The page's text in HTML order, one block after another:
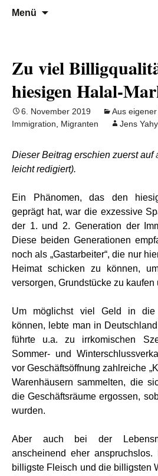
Al-Adala.de
Denn die Gerechtigkeit
Menü
Zu viel
hiesigen Halal-
6. November 2019 Aus
Immigration
Migranten Jens
Dieser Beitrag erschien zuerst auf
leicht redigiert).
Ein Phänomen, das den
geprägt hat, war die exzessive
der 1. und 2. Generation der
Diese beiden Generationen
noch als „Gastarbeiter“, die nur
Heimat schicken zu können,
versorgen, Grundstücke zu
Um möglichst viel Geld in die
können, lebte man in
führte u.a. zu irrkomischen
Sommer- und
vor Geschäftsöffnung zahlreiche
Warenhäusern sammelten, die
die Geschäftsräume ergossen,
wurden.
Aber auch bei der
anscheinend eher
billigste Fleisch und die billigsten